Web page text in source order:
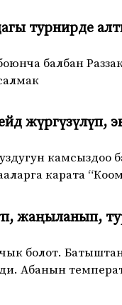
турнирде
балбан
жүргүзүлүп,
камсыздоо
карата
жаңыланып,
болот.
Абанын